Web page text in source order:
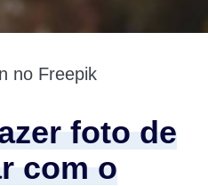
no Freepik
foto de
com o